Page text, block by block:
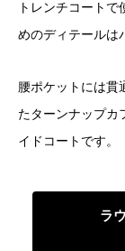
トレンチコート
めのディテールは
腰ポケットには貫
たターンナップカ
イドコートです。
ラ